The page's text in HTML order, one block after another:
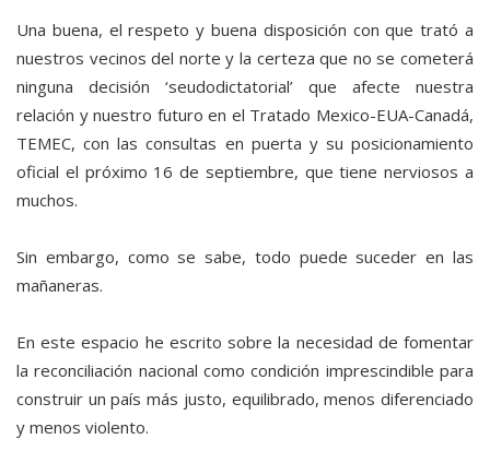
Una buena, el respeto y buena disposición con que trató a
nuestros vecinos del norte y la certeza que no se cometerá
ninguna decisión ‘seudodictatorial’ que afecte nuestra
relación y nuestro futuro en el Tratado Mexico-EUA-Canadá,
TEMEC, con las consultas en puerta y su posicionamiento
oficial el próximo 16 de septiembre, que tiene nerviosos a
muchos.
Sin embargo, como se sabe, todo puede suceder en las
mañaneras.
En este espacio he escrito sobre la necesidad de fomentar
la reconciliación nacional como condición imprescindible para
construir un país más justo, equilibrado, menos diferenciado
y menos violento.